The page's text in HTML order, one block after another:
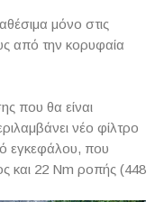
μόνο στις
από την κορυφαία
που θα είναι
νέο φίλτρο
εγκεφάλου, που
και 22 Nm ροπής (448